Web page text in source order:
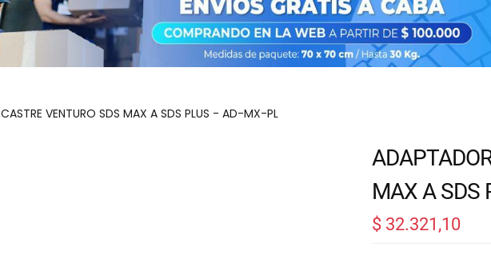
VENTURO SDS MAX A SDS PLUS - AD-MX-PL
MAX A SDS
$ 32.321,10